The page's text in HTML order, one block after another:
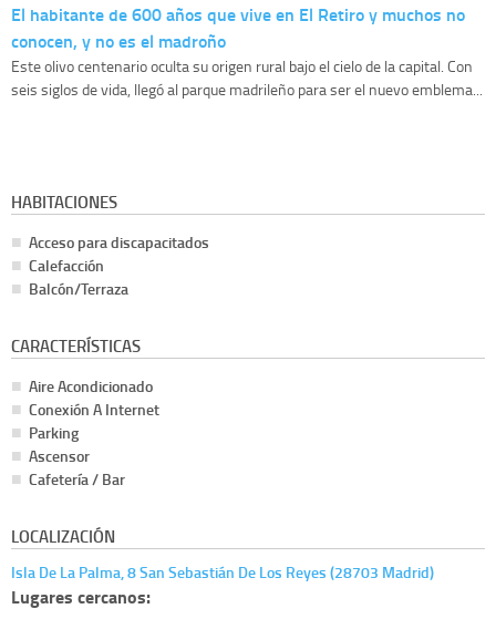
El habitante de 600 años que vive en El Retiro y muchos no
conocen, y no es el madroño
Este olivo centenario oculta su origen rural bajo el cielo de la capital. Con
seis siglos de vida, llegó al parque madrileño para ser el nuevo emblema...
HABITACIONES
Acceso para discapacitados
Calefacción
Balcón/Terraza
CARACTERÍSTICAS
Aire Acondicionado
Conexión A Internet
Parking
Ascensor
Cafetería / Bar
LOCALIZACIÓN
Isla De La Palma, 8 San Sebastián De Los Reyes (28703 Madrid)
Lugares cercanos: